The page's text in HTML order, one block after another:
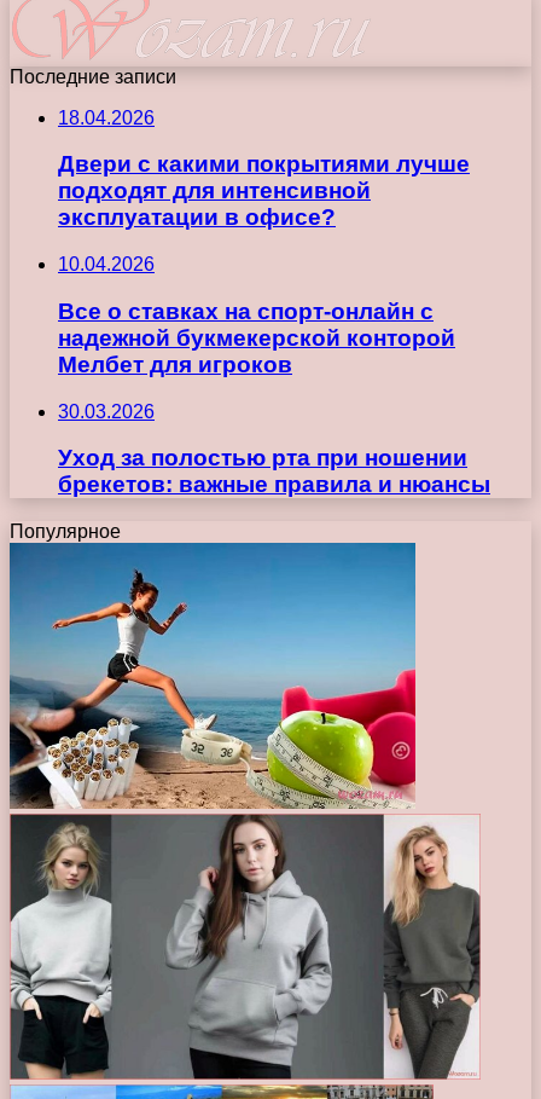
Последние записи
18.04.2026
Двери с какими покрытиями лучше
подходят для интенсивной
эксплуатации в офисе?
10.04.2026
Все о ставках на спорт-онлайн с
надежной букмекерской конторой
Мелбет для игроков
30.03.2026
Уход за полостью рта при ношении
брекетов: важные правила и нюансы
Популярное